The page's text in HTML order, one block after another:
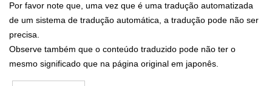
Por favor note que, uma vez que é uma tradução automatizada
de um sistema de tradução automática, a tradução pode não ser
precisa.
Observe também que o conteúdo traduzido pode não ter o
mesmo significado que na página original em japonês.